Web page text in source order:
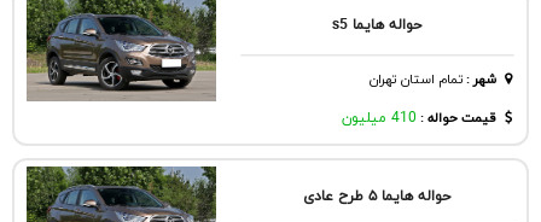
حواله هایما s5
شهر:تمام استان تهران
قیمت حواله : 410 میلیون
حواله هایما ۵ طرح عادی